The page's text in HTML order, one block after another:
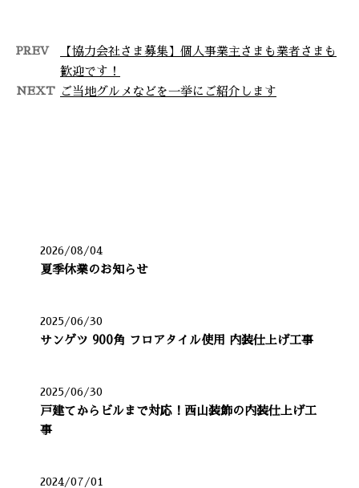
PREV
【協力会社さま募集】個人事業主さまも業者さまも
歓迎です！
NEXT ご当地グルメなどを一挙にご紹介します
2026/08/04
夏季休業のお知らせ
2025/06/30
サンゲツ 900角 フロアタイル使用 内装仕上げ工事
2025/06/30
戸建てからビルまで対応！西山装飾の内装仕上げ工
事
2024/07/01